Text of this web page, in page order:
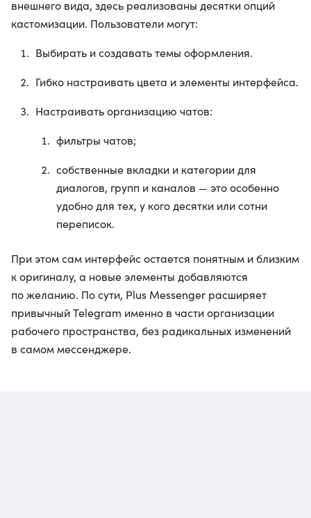
внешнего вида, здесь реализованы десятки опций
кастомизации. Пользователи могут:
Выбирать и создавать темы оформления.
Гибко настраивать цвета и элементы интерфейса.
Настраивать организацию чатов:
фильтры чатов;
собственные вкладки и категории для
диалогов, групп и каналов — это особенно
удобно для тех, у кого десятки или сотни
переписок.
При этом сам интерфейс остается понятным и близким
к оригиналу, а новые элементы добавляются
по желанию. По сути, Plus Messenger расширяет
привычный Telegram именно в части организации
рабочего пространства, без радикальных изменений
в самом мессенджере.